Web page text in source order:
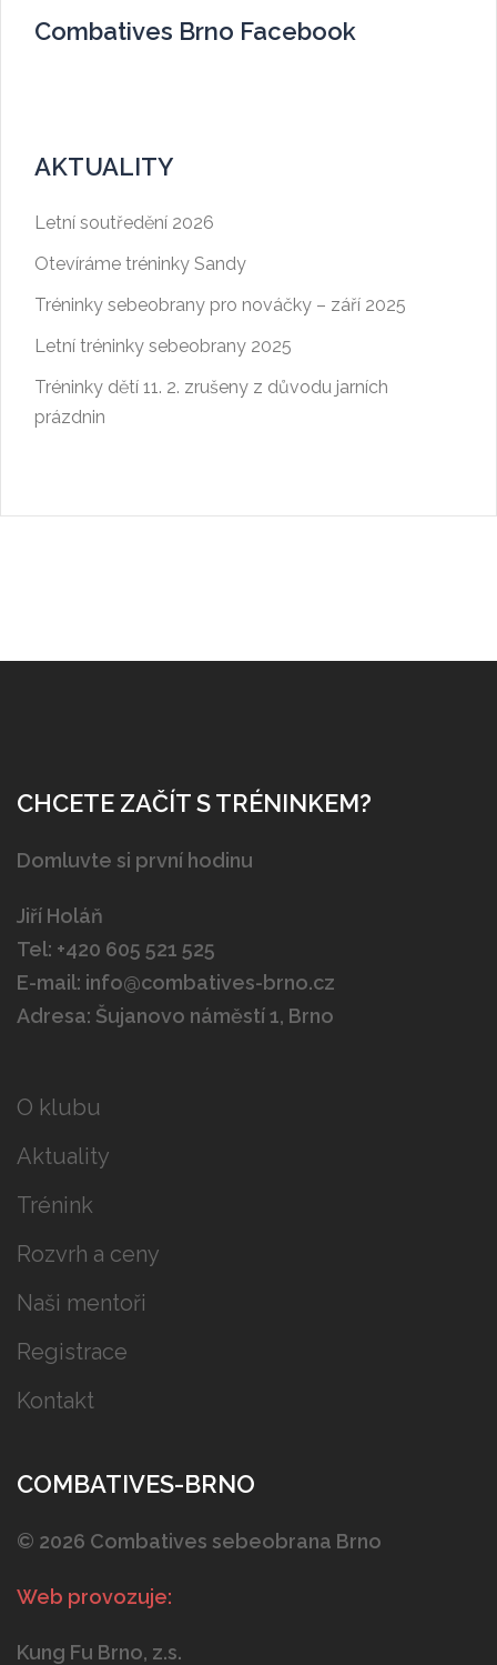
Combatives Brno Facebook
AKTUALITY
Letní soutředění 2026
Otevíráme tréninky Sandy
Tréninky sebeobrany pro nováčky – září 2025
Letní tréninky sebeobrany 2025
Tréninky dětí 11. 2. zrušeny z důvodu jarních
prázdnin
CHCETE ZAČÍT S TRÉNINKEM?
Domluvte si první hodinu
Jiří Holáň
Tel: +420 605 521 525
E-mail: info@combatives-brno.cz
Adresa: Šujanovo náměstí 1, Brno
O klubu
Aktuality
Trénink
Rozvrh a ceny
Naši mentoři
Registrace
Kontakt
COMBATIVES-BRNO
© 2026 Combatives sebeobrana Brno
Web provozuje:
Kung Fu Brno, z.s.